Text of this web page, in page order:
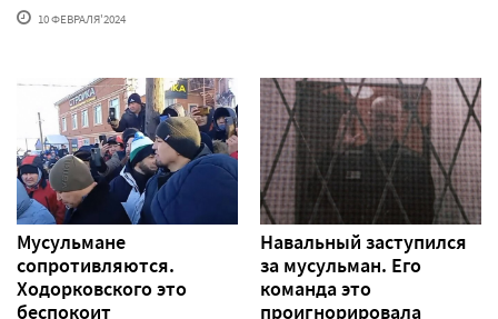
10 ФЕВРАЛЯ'2024
Мусульмане
сопротивляются.
Ходорковского это
беспокоит
Навальный заступился
за мусульман. Его
команда это
проигнорировала